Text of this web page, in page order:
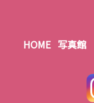
HOME 写真館